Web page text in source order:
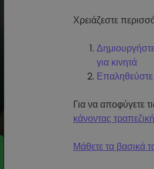
Χρειάζεστε
για κινητά
Επαληθεύστε
Για να αποφύγετε
κάνοντας
Μάθετε τα βασικά